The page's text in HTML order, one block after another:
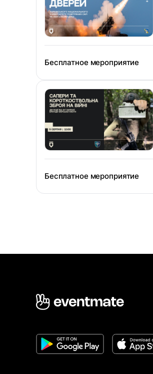
Бесплатное мероприятие
Бесплатное мероприятие